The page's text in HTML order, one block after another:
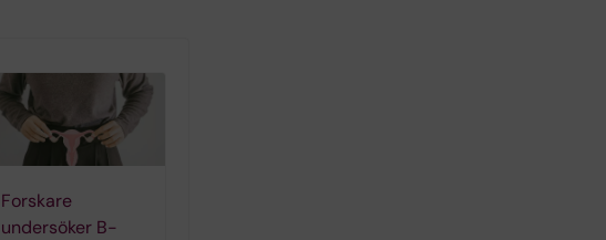
Forskare
undersöker B-